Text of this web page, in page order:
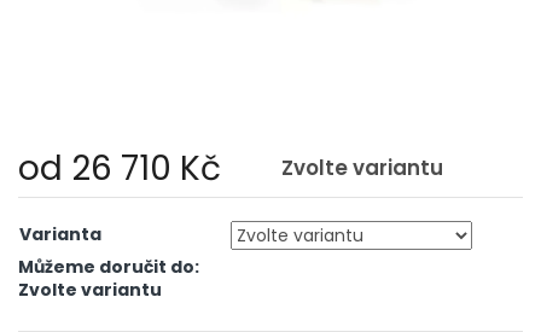
od 26 710 Kč Zvolte variantu
cena:
Varianta
Můžeme doručit do:
Zvolte variantu